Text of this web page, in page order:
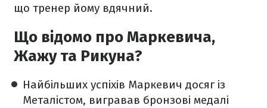
що тренер йому вдячний.
Що відомо про Маркевича,
Жажу та Рикуна?
Найбільших успіхів Маркевич досяг із
Металістом, вигравав бронзові медалі